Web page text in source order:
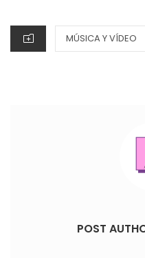
CATEGORIES
MÚSICA Y VÍDEO
POST